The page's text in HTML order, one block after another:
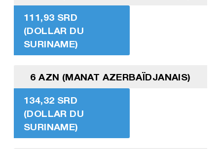
111,93 SRD
(DOLLAR DU
SURINAME)
6 AZN (MANAT AZERBAÏDJANAIS)
134,32 SRD
(DOLLAR DU
SURINAME)